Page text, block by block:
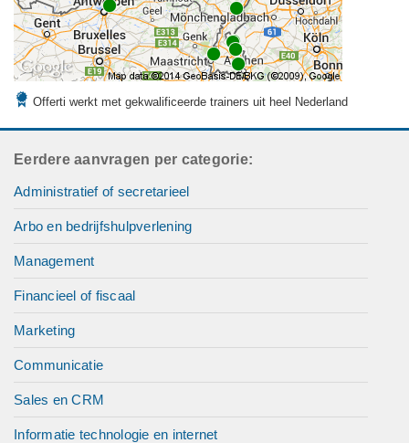
Offerti werkt met gekwalificeerde trainers uit heel Nederland
Eerdere aanvragen per categorie:
Administratief of secretarieel
Arbo en bedrijfshulpverlening
Management
Financieel of fiscaal
Marketing
Communicatie
Sales en CRM
Informatie technologie en internet